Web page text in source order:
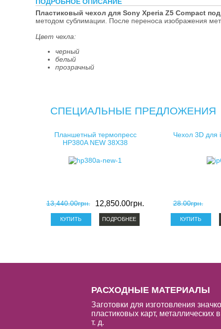
косметички
клатчи для
Пластиковый чехол для Sony Xperia Z5 Compact
методом сублимации. После переноса изображения
Цвет чехла:
черный
белый
прозрачный
СПЕЦИАЛЬНЫЕ ПРЕДЛОЖЕНИЯ
Планшетный термопресс
HP380A NEW 38X38
13,440.00грн. 12,850.00грн.
ПОДРОБНЕЕ
Чехол 3D для
28.00грн.
РАСХОДНЫЕ МАТЕРИАЛЫ
Заготовки для изготовления
пластиковых карт, металлических
т. д.